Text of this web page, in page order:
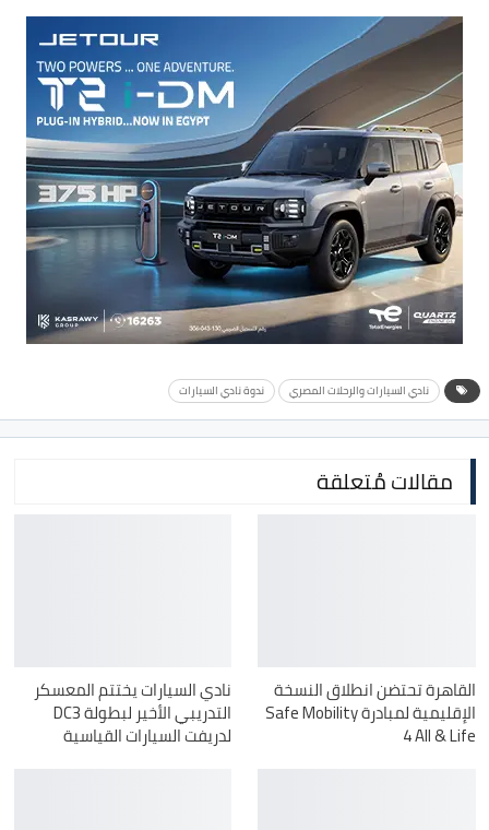
نادي السيارات والرحلات المصري ندوة نادي السيارات
مقالات مُتعلقة
القاهرة تحتضن انطلاق النسخة
الإقليمية لمبادرة Safe Mobility
4 All & Life
نادي السيارات يختتم المعسكر
لدريفت ‏السيارات القياسية